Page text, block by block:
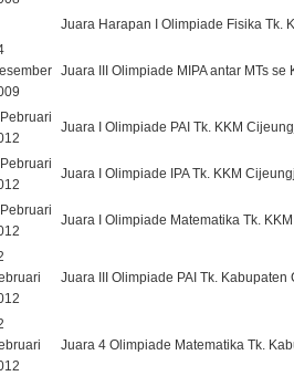
Juara Harapan I Olimpiade Fisika Tk.
Juara III Olimpiade MIPA antar MTs se
Juara I Olimpiade PAI Tk. KKM
Juara I Olimpiade IPA Tk. KKM
Juara I Olimpiade Matematika Tk.
Juara III Olimpiade PAI Tk. Kabupaten
Juara 4 Olimpiade Matematika Tk.